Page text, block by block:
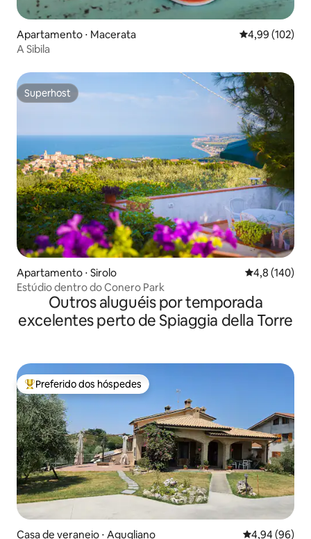
Apartamento ⋅ Macerata 4,99 de uma
4,99 (102)
A Sibila
Superhost
Superhost
Apartamento ⋅ Sirolo 4,8 de uma
4,8 (140)
Estúdio dentro do Conero Park
Outros aluguéis por temporada
excelentes perto de Spiaggia della Torre
Entre os melhores preferidos dos hóspedes
Preferido dos hóspedes
Casa de veraneio ⋅ Agugliano 4,94 de uma
4,94 (96)